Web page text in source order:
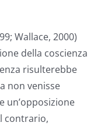
Wallace, 2000)
della coscienza
risulterebbe
non venisse
un’opposizione
contrario,